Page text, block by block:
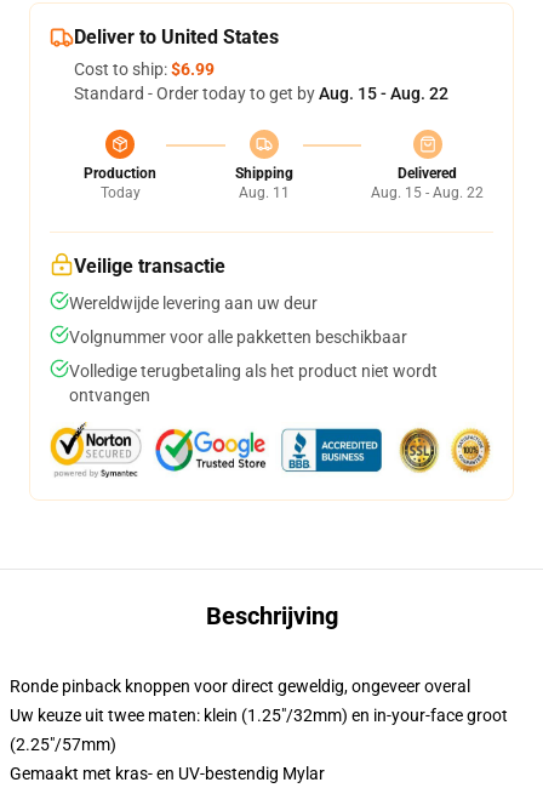
Deliver to United States
Cost to ship:$6.99
Standard - Order today to get byAug. 15 - Aug. 22
Production
Today
Shipping
Aug. 11
Delivered
Aug. 15 - Aug. 22
Veilige transactie
Wereldwijde levering aan uw deur
Volgnummer voor alle pakketten beschikbaar
Volledige terugbetaling als het product niet wordt
ontvangen
Beschrijving
Ronde pinback knoppen voor direct geweldig, ongeveer overal
Uw keuze uit twee maten: klein (1.25"/32mm) en in-your-face groot
(2.25"/57mm)
Gemaakt met kras- en UV-bestendig Mylar